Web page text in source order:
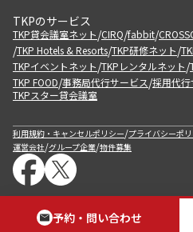
予約・問い合わせ
TKPのサービス
TKP貸会議室ネット/CIRQ/fabbit/
/TKP Hotels & Resorts/TKP研修ネット/
TKPイベントネット/TKPレンタルネット/
TKP FOOD/事務局代行サービス/採用代行
TKPスター貸会議室
利用規約・キャンセルポリシー/プライバシーポ
運営会社/グループ企業/物件募集